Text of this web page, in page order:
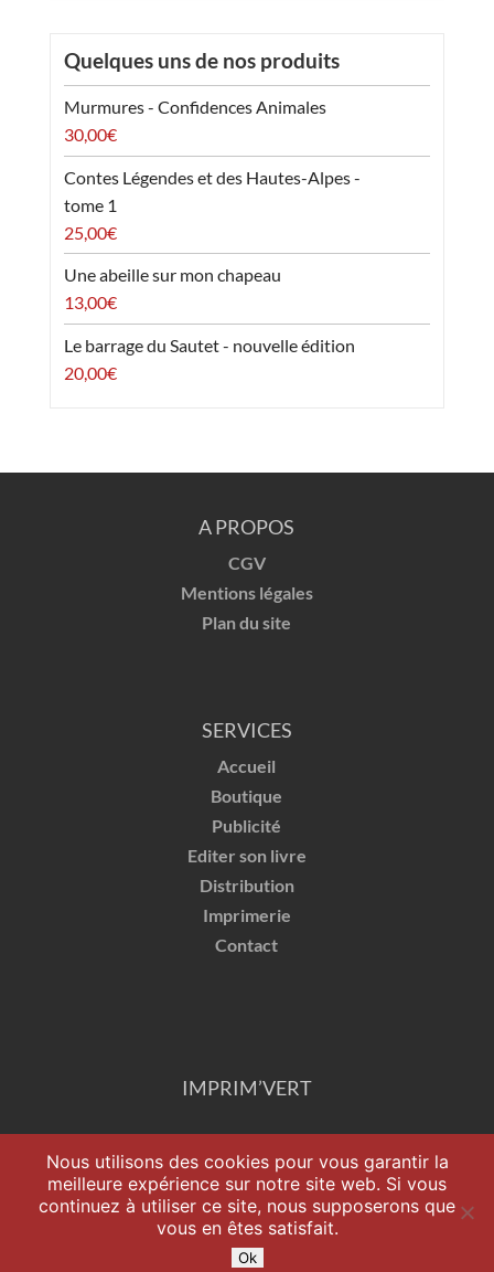
Quelques uns de nos produits
Murmures - Confidences Animales
30,00€
Contes Légendes et des Hautes-Alpes -
tome 1
25,00€
Une abeille sur mon chapeau
13,00€
Le barrage du Sautet - nouvelle édition
20,00€
A PROPOS
CGV
Mentions légales
Plan du site
SERVICES
Accueil
Boutique
Publicité
Editer son livre
Distribution
Imprimerie
Contact
IMPRIM’VERT
Nous utilisons des cookies pour vous garantir la
meilleure expérience sur notre site web. Si vous
continuez à utiliser ce site, nous supposerons que
vous en êtes satisfait.
Ok